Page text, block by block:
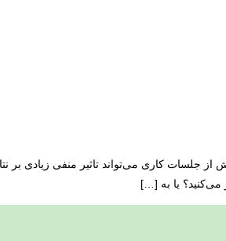
جلسات کاری می‌تواند تاثیر منفی زیادی بر
یا به […]